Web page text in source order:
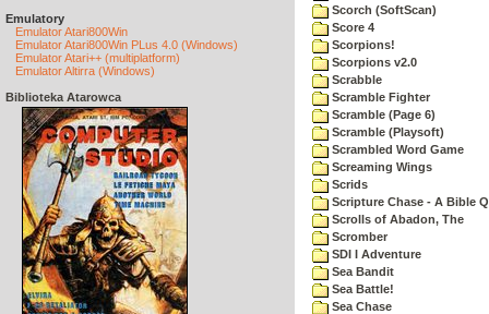
Emulatory
Emulator Atari800Win
Emulator Atari800Win PLus 4.0 (Windows)
Emulator Atari++ (multiplatform)
Emulator Altirra (Windows)
Biblioteka Atarowca
Scorch (SoftScan)
Score 4
Scorpions!
Scorpions v2.0
Scrabble
Scramble Fighter
Scramble (Page 6)
Scramble (Playsoft)
Scrambled Word Game
Screaming Wings
Scrids
Scripture Chase - A Bible
Scrolls of Abadon, The
Scromber
SDI I Adventure
Sea Bandit
Sea Battle!
Sea Chase